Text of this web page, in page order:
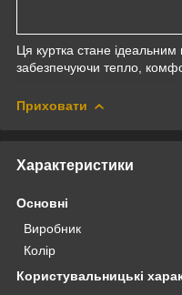
Ця куртка стане
забезпечуючи тепло,
Приховати
Характеристики
Основні
Виробник
Колір
Користувальницькі